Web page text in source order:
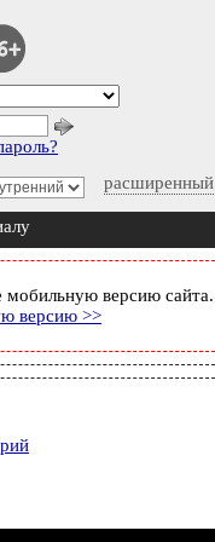
расширенный
мобильную версию сайта.
версию >>